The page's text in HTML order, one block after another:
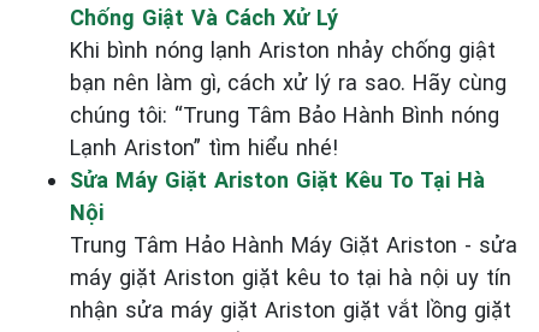
Chống Giật Và Cách Xử Lý
Khi bình nóng lạnh Ariston nhảy chống giật
bạn nên làm gì, cách xử lý ra sao. Hãy cùng
chúng tôi: “Trung Tâm Bảo Hành Bình nóng
Lạnh Ariston” tìm hiểu nhé!
Sửa Máy Giặt Ariston Giặt Kêu To Tại Hà
Nội
Trung Tâm Hảo Hành Máy Giặt Ariston - sửa
máy giặt Ariston giặt kêu to tại hà nội uy tín
nhận sửa máy giặt Ariston giặt vắt lồng giặt